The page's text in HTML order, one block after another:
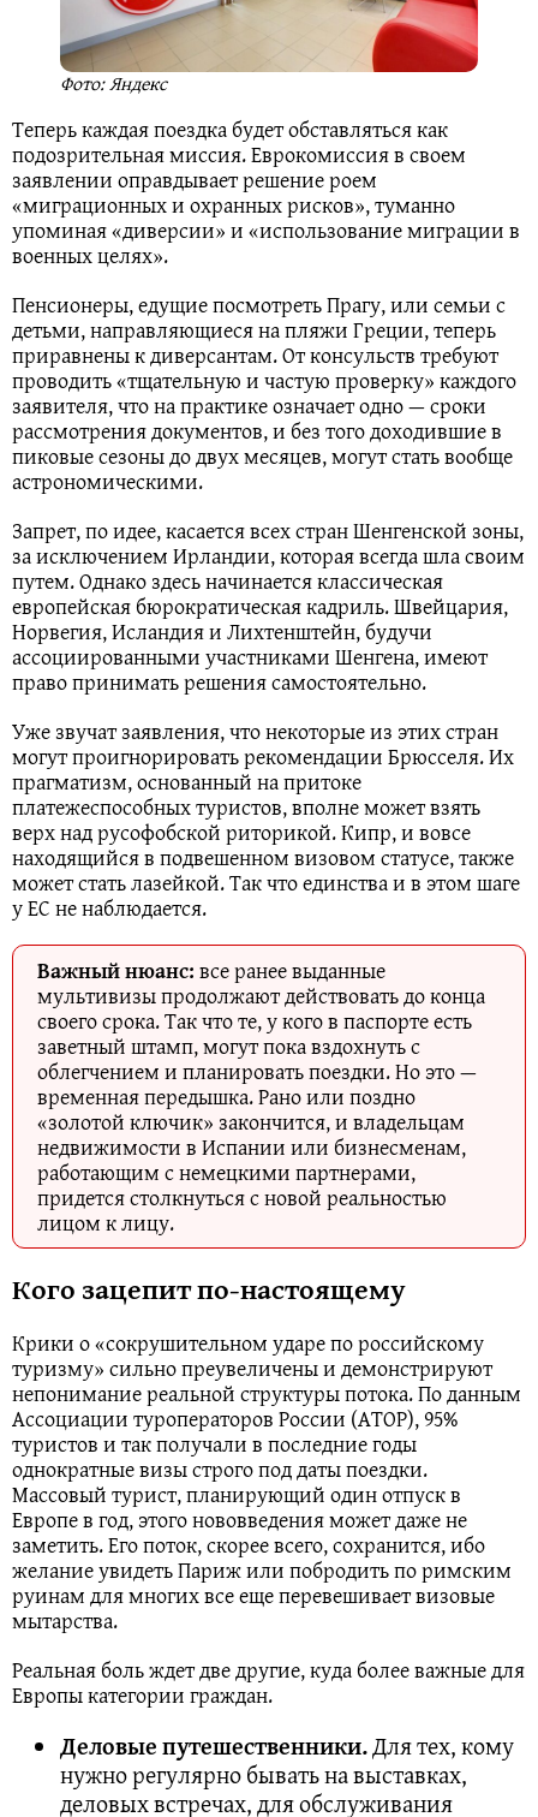
Фото: Яндекс
Теперь каждая поездка будет обставляться как
подозрительная миссия. Еврокомиссия в своем
заявлении оправдывает решение роем
«миграционных и охранных рисков», туманно
упоминая «диверсии» и «использование миграции в
военных целях».
Пенсионеры, едущие посмотреть Прагу, или семьи с
детьми, направляющиеся на пляжи Греции, теперь
приравнены к диверсантам. От консульств требуют
проводить «тщательную и частую проверку» каждого
заявителя, что на практике означает одно — сроки
рассмотрения документов, и без того доходившие в
пиковые сезоны до двух месяцев, могут стать вообще
астрономическими.
Запрет, по идее, касается всех стран Шенгенской зоны,
за исключением Ирландии, которая всегда шла своим
путем. Однако здесь начинается классическая
европейская бюрократическая кадриль. Швейцария,
Норвегия, Исландия и Лихтенштейн, будучи
ассоциированными участниками Шенгена, имеют
право принимать решения самостоятельно.
Уже звучат заявления, что некоторые из этих стран
могут проигнорировать рекомендации Брюсселя. Их
прагматизм, основанный на притоке
платежеспособных туристов, вполне может взять
верх над русофобской риторикой. Кипр, и вовсе
находящийся в подвешенном визовом статусе, также
может стать лазейкой. Так что единства и в этом шаге
у ЕС не наблюдается.
Важный нюанс:все ранее выданные
мультивизы продолжают действовать до конца
своего срока. Так что те, у кого в паспорте есть
заветный штамп, могут пока вздохнуть с
облегчением и планировать поездки. Но это —
временная передышка. Рано или поздно
«золотой ключик» закончится, и владельцам
недвижимости в Испании или бизнесменам,
работающим с немецкими партнерами,
придется столкнуться с новой реальностью
лицом к лицу.
Кого зацепит по-настоящему
Крики о «сокрушительном ударе по российскому
туризму» сильно преувеличены и демонстрируют
непонимание реальной структуры потока. По данным
Ассоциации туроператоров России (АТОР), 95%
туристов и так получали в последние годы
однократные визы строго под даты поездки.
Массовый турист, планирующий один отпуск в
Европе в год, этого нововведения может даже не
заметить. Его поток, скорее всего, сохранится, ибо
желание увидеть Париж или побродить по римским
руинам для многих все еще перевешивает визовые
мытарства.
Реальная боль ждет две другие, куда более важные для
Европы категории граждан.
Деловые путешественники.Для тех, кому
нужно регулярно бывать на выставках,
деловых встречах, для обслуживания